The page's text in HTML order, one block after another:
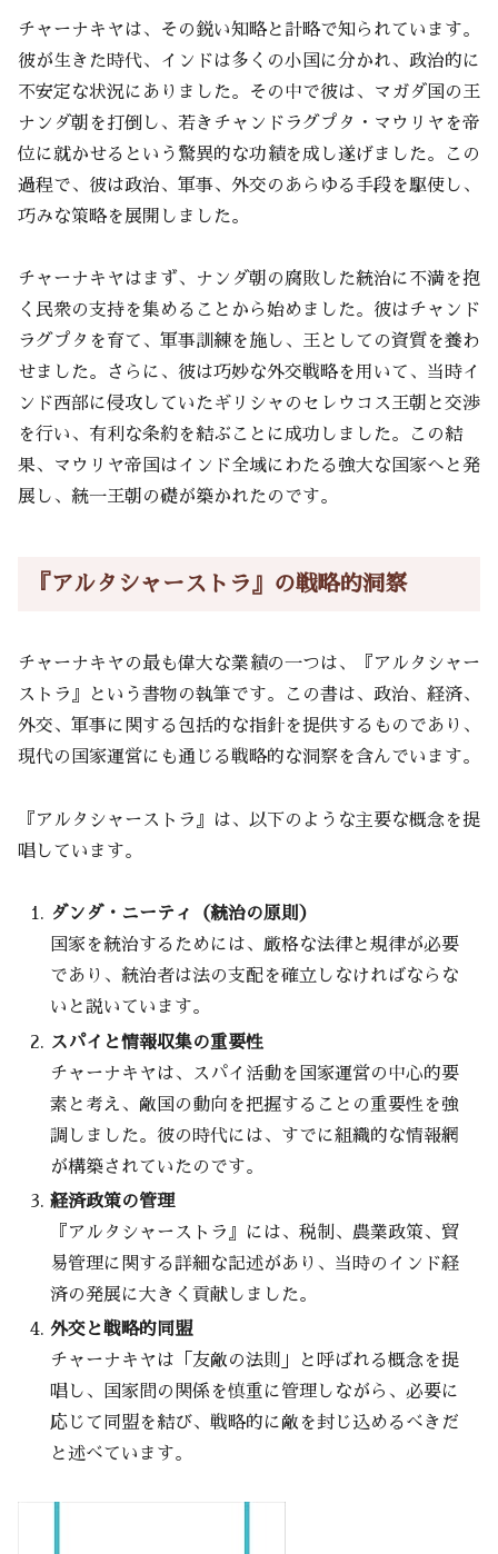
チャーナキヤは、その鋭い知略と計略で知られています。
彼が生きた時代、インドは多くの小国に分かれ、政治的に
不安定な状況にありました。その中で彼は、マガダ国の王
ナンダ朝を打倒し、若きチャンドラグプタ・マウリヤを帝
位に就かせるという驚異的な功績を成し遂げました。この
過程で、彼は政治、軍事、外交のあらゆる手段を駆使し、
巧みな策略を展開しました。
チャーナキヤはまず、ナンダ朝の腐敗した統治に不満を抱
く民衆の支持を集めることから始めました。彼はチャンド
ラグプタを育て、軍事訓練を施し、王としての資質を養わ
せました。さらに、彼は巧妙な外交戦略を用いて、当時イ
ンド西部に侵攻していたギリシャのセレウコス王朝と交渉
を行い、有利な条約を結ぶことに成功しました。この結
果、マウリヤ帝国はインド全域にわたる強大な国家へと発
展し、統一王朝の礎が築かれたのです。
『アルタシャーストラ』の戦略的洞察
チャーナキヤの最も偉大な業績の一つは、『アルタシャー
ストラ』という書物の執筆です。この書は、政治、経済、
外交、軍事に関する包括的な指針を提供するものであり、
現代の国家運営にも通じる戦略的な洞察を含んでいます。
『アルタシャーストラ』は、以下のような主要な概念を提
唱しています。
ダンダ・ニーティ（統治の原則）
国家を統治するためには、厳格な法律と規律が必要
であり、統治者は法の支配を確立しなければならな
いと説いています。
スパイと情報収集の重要性
チャーナキヤは、スパイ活動を国家運営の中心的要
素と考え、敵国の動向を把握することの重要性を強
調しました。彼の時代には、すでに組織的な情報網
が構築されていたのです。
経済政策の管理
『アルタシャーストラ』には、税制、農業政策、貿
易管理に関する詳細な記述があり、当時のインド経
済の発展に大きく貢献しました。
外交と戦略的同盟
チャーナキヤは「友敵の法則」と呼ばれる概念を提
唱し、国家間の関係を慎重に管理しながら、必要に
応じて同盟を結び、戦略的に敵を封じ込めるべきだ
と述べています。